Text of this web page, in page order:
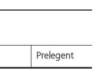
Prelegent